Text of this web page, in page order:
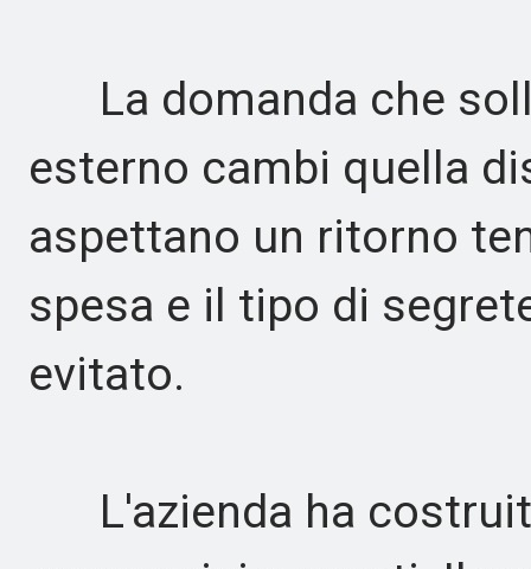
La domanda che
esterno cambi quella
aspettano un ritorno
spesa e il tipo di
evitato.
L'azienda ha